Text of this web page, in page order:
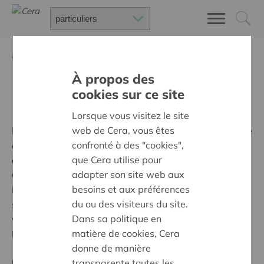
Lisa Vandenhende
Elle est encore sur son petit nuage, Lisa. Il faut dire que
cette enseignante, lauréate de la tombola exclusive
qui clôturait la dernière édition automnale de
CeraSelect, a encore son week-end idyllique au
Domaine du Chant d’Éole bien en tête. Un moment
suspendu que cette jeune maman installée à Silly a
vécu et partagé intensément avec son amoureux.
Portrait décalé et pétillant !
À propos des
cookies sur ce site
Lorsque vous visitez le site
web de Cera, vous êtes
confronté à des "cookies",
que Cera utilise pour
adapter son site web aux
besoins et aux préférences
du ou des visiteurs du site.
Dans sa politique en
matière de cookies, Cera
donne de manière